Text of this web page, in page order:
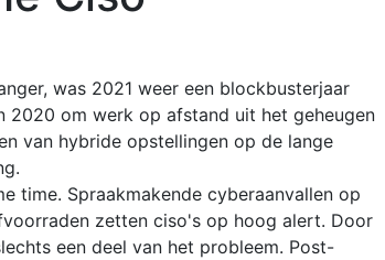
was 2021 weer een blockbusterjaar
2020 om werk op afstand uit het geheugen
van hybride opstellingen op de lange
time. Spraakmakende cyberaanvallen op
zetten ciso's op hoog alert. Door
een deel van het probleem. Post-